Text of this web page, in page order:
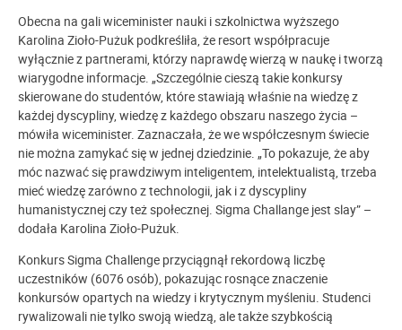
Obecna na gali wiceminister nauki i szkolnictwa wyższego
Karolina Zioło-Pużuk podkreśliła, że resort współpracuje
wyłącznie z partnerami, którzy naprawdę wierzą w naukę i tworzą
wiarygodne informacje. „Szczególnie cieszą takie konkursy
skierowane do studentów, które stawiają właśnie na wiedzę z
każdej dyscypliny, wiedzę z każdego obszaru naszego życia –
mówiła wiceminister. Zaznaczała, że we współczesnym świecie
nie można zamykać się w jednej dziedzinie. „To pokazuje, że aby
móc nazwać się prawdziwym inteligentem, intelektualistą, trzeba
mieć wiedzę zarówno z technologii, jak i z dyscypliny
humanistycznej czy też społecznej. Sigma Challange jest slay” –
dodała Karolina Zioło-Pużuk.
Konkurs Sigma Challenge przyciągnął rekordową liczbę
uczestników (6076 osób), pokazując rosnące znaczenie
konkursów opartych na wiedzy i krytycznym myśleniu. Studenci
rywalizowali nie tylko swoją wiedzą, ale także szybkością